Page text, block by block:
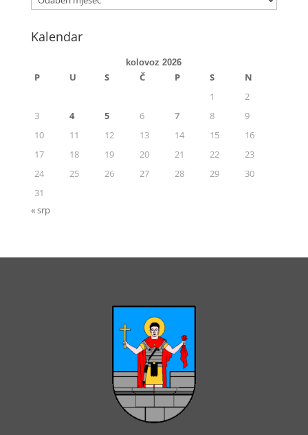
Kalendar
kolovoz 2026
P U S Č P S
N
1
2
3
4 5 6 7 8
9
10
11 12 13 14 15
16
17
18 19 20 21 22
23
24
25 26 27 28 29
30
31
« srp